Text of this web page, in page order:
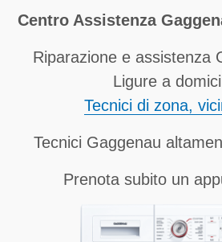
Centro Assistenza
Riparazione e assistenza
Ligure a
Tecnici di zona,
Tecnici Gaggenau
Prenota subito un